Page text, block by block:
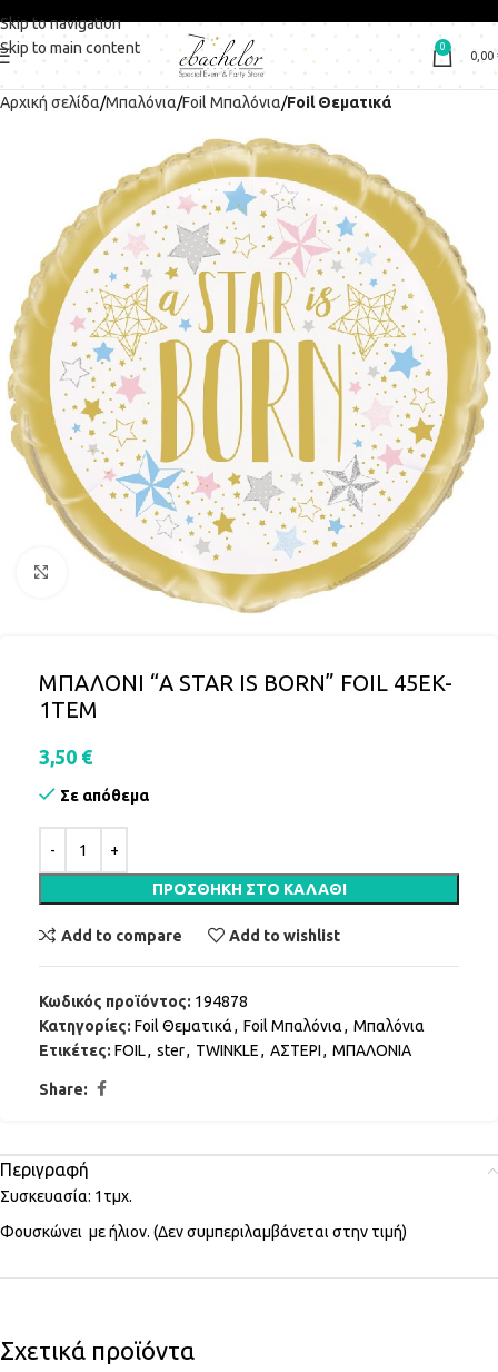
Skip to navigation
Skip to main content
0
0,00
Αρχική σελίδα Μπαλόνια Foil Μπαλόνια Foil Θεματικά
Click to enlarge
ΜΠΑΛΟΝΙ “A STAR IS BORN” FOIL 45EK-
1TEΜ
3,50 €
Σε απόθεμα
ΠΡΟΣΘΉΚΗ ΣΤΟ ΚΑΛΆΘΙ
Add to compare Add to wishlist
Κωδικός προϊόντος: 194878
Κατηγορίες: Foil Θεματικά, Foil Μπαλόνια, Μπαλόνια
Ετικέτες: FOIL, ster, TWINKLE, ΑΣΤΕΡΙ, ΜΠΑΛΟΝΙΑ
Share:
Περιγραφή
Συσκευασία: 1τμχ.
Φουσκώνει με ήλιον. (Δεν συμπεριλαμβάνεται στην τιμή)
Σχετικά προϊόντα